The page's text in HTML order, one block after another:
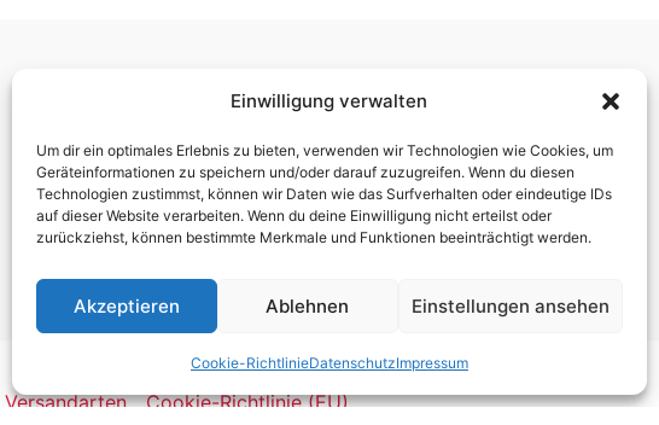
Einwilligung verwalten
Um dir ein optimales Erlebnis zu bieten, verwenden wir Technologien wie Cookies, um
Geräteinformationen zu speichern und/oder darauf zuzugreifen. Wenn du diesen
Technologien zustimmst, können wir Daten wie das Surfverhalten oder eindeutige IDs
auf dieser Website verarbeiten. Wenn du deine Einwilligung nicht erteilst oder
zurückziehst, können bestimmte Merkmale und Funktionen beeinträchtigt werden.
Akzeptieren Ablehnen Einstellungen ansehen
Cookie-RichtlinieDatenschutzImpressum
Ladenöffnungszeiten:
Di./Mi. geschlossen – nur mit Beratungstermin
Do./Fr. 10.00 – 12.30 Uhr 14.00 – 18.00 Uhr
Sa. 9.30 – 13.00 Uhr
Versandarten Cookie-Richtlinie (EU)